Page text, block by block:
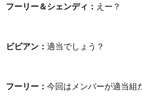
フーリー＆シェンディ： えー？
ビビアン： 適当でしょう？
フーリー： 今回はメンバーが適当組